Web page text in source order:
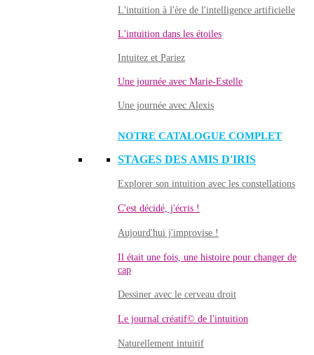
L'intuition à l'ère de l'intelligence artificielle
L'intuition dans les étoiles
Intuitez et Pariez
Une journée avec Marie-Estelle
Une journée avec Alexis
NOTRE CATALOGUE COMPLET
STAGES DES AMIS D'IRIS
Explorer son intuition avec les constellations
C'est décidé, j'écris !
Aujourd'hui j'improvise !
Il était une fois, une histoire pour changer de
cap
Dessiner avec le cerveau droit
Le journal créatif© de l'intuition
Naturellement intuitif